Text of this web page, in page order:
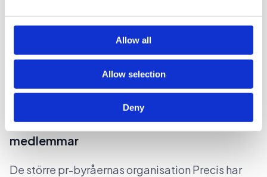
provided to them or that they’ve collected from your use
Allow all
Allow selection
Deny
Här är alla vinnarna i Precis utmärkelse Spinn
Precis vinner – och förlorar
medlemmar
De större pr-byråernas organisation Precis har